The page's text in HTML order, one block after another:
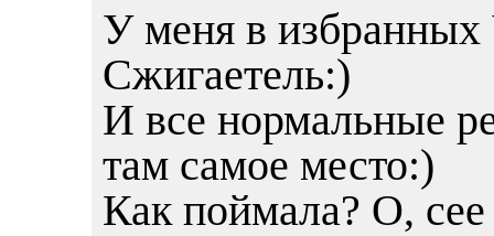
У меня в
Сжигаетель:)
И все нормальные
там самое место:)
Как поймала? О, сее